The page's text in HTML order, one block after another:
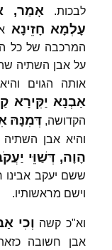
לבכות. אָמַר,
עָלְמָא חָזֵינָא
המרכבה של כל
על אבן השתיה
אותה הגוים
אַבְנָא יַקִּירָא
הקדושה,דְּמִנָּהּ
והיא אבן
הָוָה, דְּשַׁוֵּי
ששם יעקב אבינו
וישם מראשותיו.
וא"כ קשה וְכִי
אבן חשובה